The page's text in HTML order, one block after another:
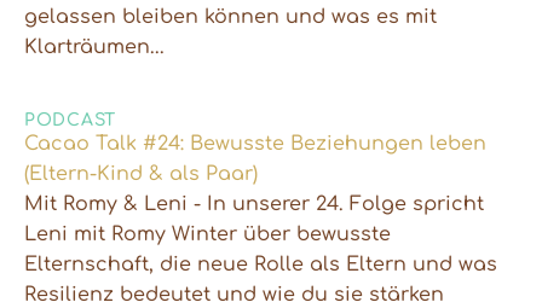
gelassen bleiben können und was es mit
Klarträumen...
PODCAST
Cacao Talk #24: Bewusste Beziehungen leben
(Eltern-Kind & als Paar)
Mit Romy & Leni - In unserer 24. Folge spricht
Leni mit Romy Winter über bewusste
Elternschaft, die neue Rolle als Eltern und was
Resilienz bedeutet und wie du sie stärken